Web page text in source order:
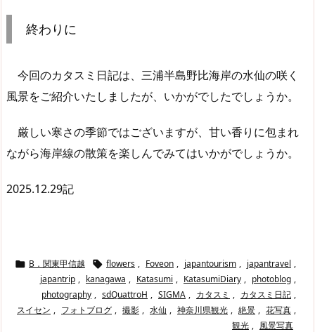
終わりに
今回のカタスミ日記は、三浦半島野比海岸の水仙の咲く
風景をご紹介いたしましたが、いかがでしたでしょうか。
厳しい寒さの季節ではございますが、甘い香りに包まれ
ながら海岸線の散策を楽しんでみてはいかがでしょうか。
2025.12.29記
 B．関東甲信越  flowers , Foveon , japantourism , japantravel ,
japantrip , kanagawa , Katasumi , KatasumiDiary , photoblog ,
photography , sdQuattroH , SIGMA , カタスミ , カタスミ日記 ,
スイセン , フォトブログ , 撮影 , 水仙 , 神奈川県観光 , 絶景 , 花写真 ,
観光 , 風景写真